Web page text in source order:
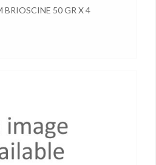
BRIOSCINE 50 GR X 4